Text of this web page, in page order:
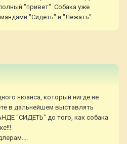
"привет". Собака уже
"Сидеть" и "Лежать"
нюанса, который нигде не
в дальнейшем выставлять
"СИДЕТЬ" до того, как собака